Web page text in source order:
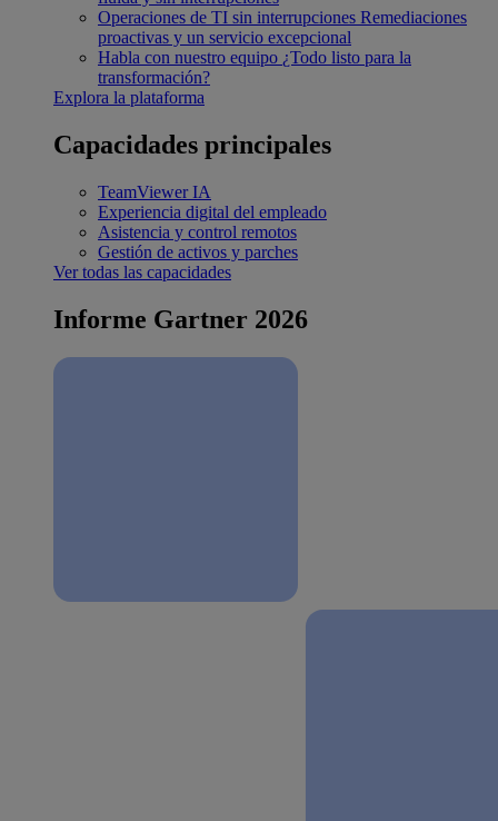
Operaciones de TI sin interrupciones Remediaciones
proactivas y un servicio excepcional
Habla con nuestro equipo ¿Todo listo para la
transformación?
Explora la plataforma
Capacidades principales
TeamViewer IA
Experiencia digital del empleado
Asistencia y control remotos
Gestión de activos y parches
Ver todas las capacidades
Informe Gartner 2026